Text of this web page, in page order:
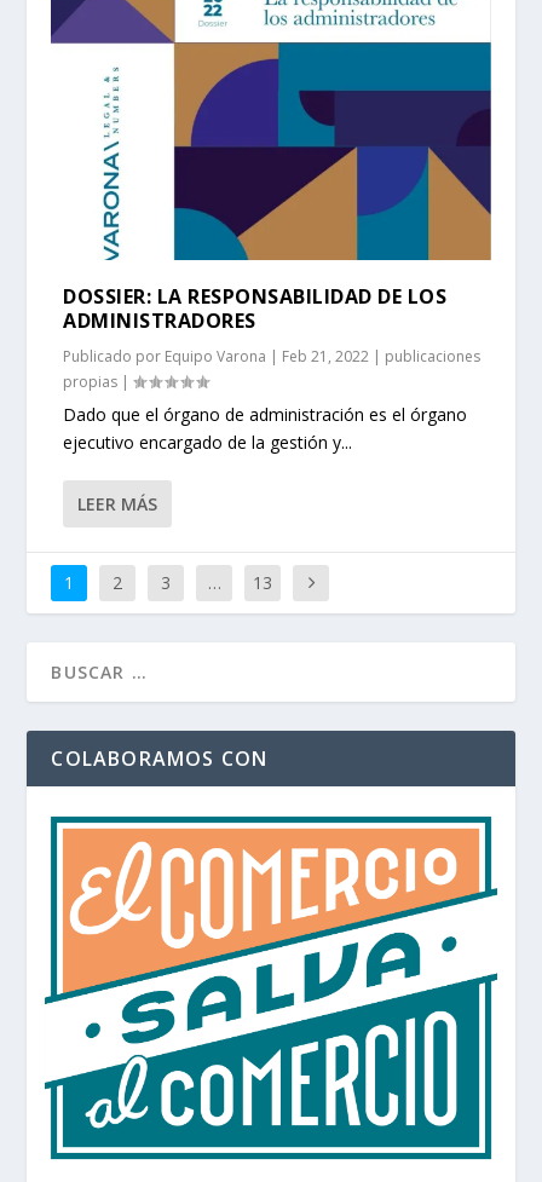
DOSSIER: LA RESPONSABILIDAD DE LOS
ADMINISTRADORES
Publicado por Equipo Varona | Feb 21, 2022 | publicaciones
propias |
Dado que el órgano de administración es el órgano
ejecutivo encargado de la gestión y...
LEER MÁS
1 2 3 … 13
COLABORAMOS CON